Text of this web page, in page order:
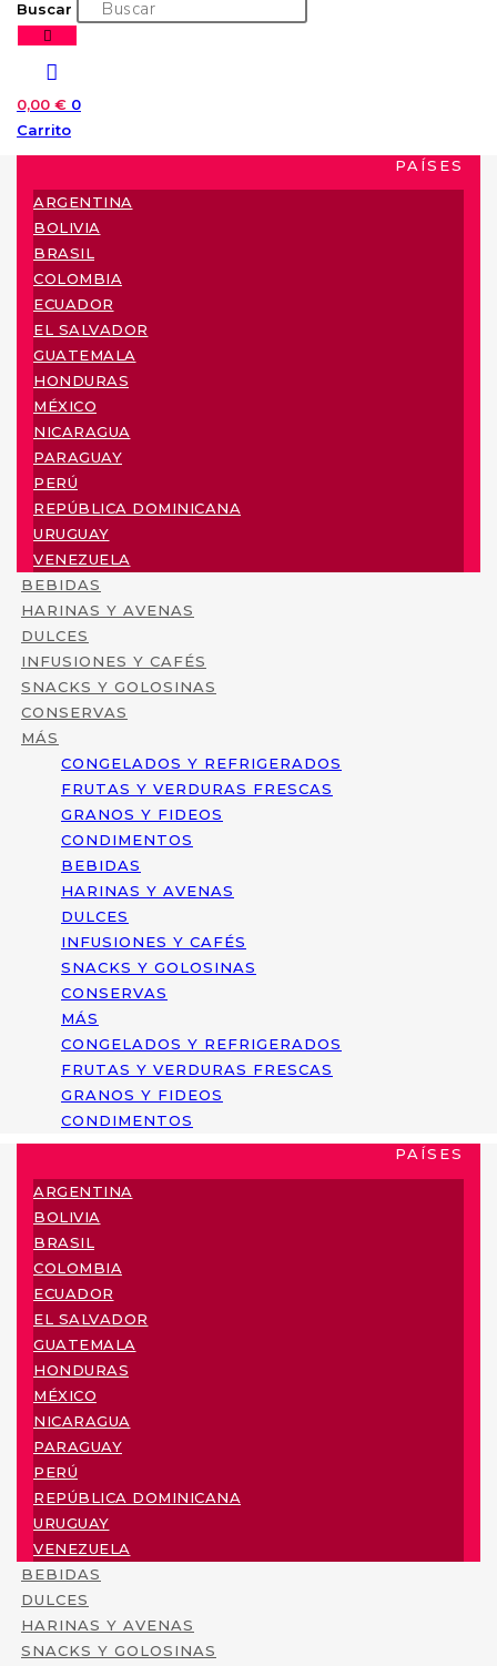
Buscar
0,00 € 0
Carrito
PAÍSES
ARGENTINA
BOLIVIA
BRASIL
COLOMBIA
ECUADOR
EL SALVADOR
GUATEMALA
HONDURAS
MÉXICO
NICARAGUA
PARAGUAY
PERÚ
REPÚBLICA DOMINICANA
URUGUAY
VENEZUELA
BEBIDAS
HARINAS Y AVENAS
DULCES
INFUSIONES Y CAFÉS
SNACKS Y GOLOSINAS
CONSERVAS
MÁS
CONGELADOS Y REFRIGERADOS
FRUTAS Y VERDURAS FRESCAS
GRANOS Y FIDEOS
CONDIMENTOS
BEBIDAS
HARINAS Y AVENAS
DULCES
INFUSIONES Y CAFÉS
SNACKS Y GOLOSINAS
CONSERVAS
MÁS
CONGELADOS Y REFRIGERADOS
FRUTAS Y VERDURAS FRESCAS
GRANOS Y FIDEOS
CONDIMENTOS
PAÍSES
ARGENTINA
BOLIVIA
BRASIL
COLOMBIA
ECUADOR
EL SALVADOR
GUATEMALA
HONDURAS
MÉXICO
NICARAGUA
PARAGUAY
PERÚ
REPÚBLICA DOMINICANA
URUGUAY
VENEZUELA
BEBIDAS
DULCES
HARINAS Y AVENAS
SNACKS Y GOLOSINAS